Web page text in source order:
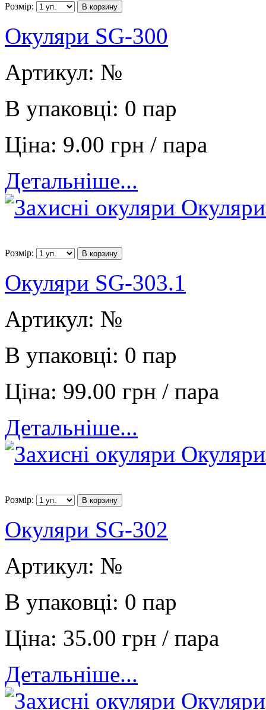
Розмір: В корзину
Окуляри SG-300
Артикул: №
В упаковці: 0 пар
Ціна: 9.00 грн / пара
Детальніше...
Розмір: В корзину
Окуляри SG-303.1
Артикул: №
В упаковці: 0 пар
Ціна: 99.00 грн / пара
Детальніше...
Розмір: В корзину
Окуляри SG-302
Артикул: №
В упаковці: 0 пар
Ціна: 35.00 грн / пара
Детальніше...